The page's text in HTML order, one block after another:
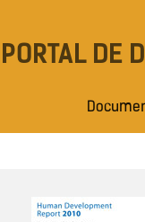
PORTAL DE